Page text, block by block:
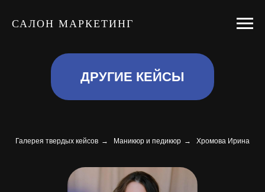
САЛОН МАРКЕТИНГ
ДРУГИЕ КЕЙСЫ
Галерея твердых кейсов → Маникюр и педикюр → Хромова Ирина